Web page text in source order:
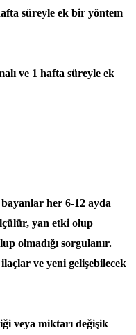
süreyle ek bir yöntem
ve 1 hafta süreyle ek
her 6-12 ayda
yan etki olup
olmadığı sorgulanır.
ve yeni gelişebilecek
veya miktarı değişik